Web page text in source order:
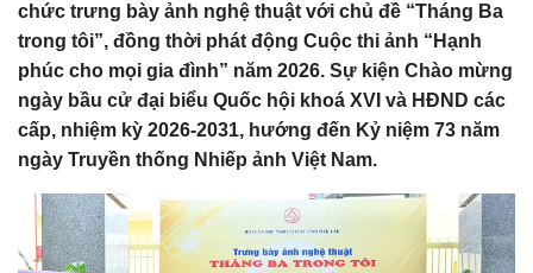
chức trưng bày ảnh nghệ thuật với chủ đề “Tháng Ba
trong tôi”, đồng thời phát động Cuộc thi ảnh “Hạnh
phúc cho mọi gia đình” năm 2026. Sự kiện Chào mừng
ngày bầu cử đại biểu Quốc hội khoá XVI và HĐND các
cấp, nhiệm kỳ 2026-2031, hướng đến Kỷ niệm 73 năm
ngày Truyền thống Nhiếp ảnh Việt Nam.